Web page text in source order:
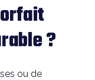
?
ou de